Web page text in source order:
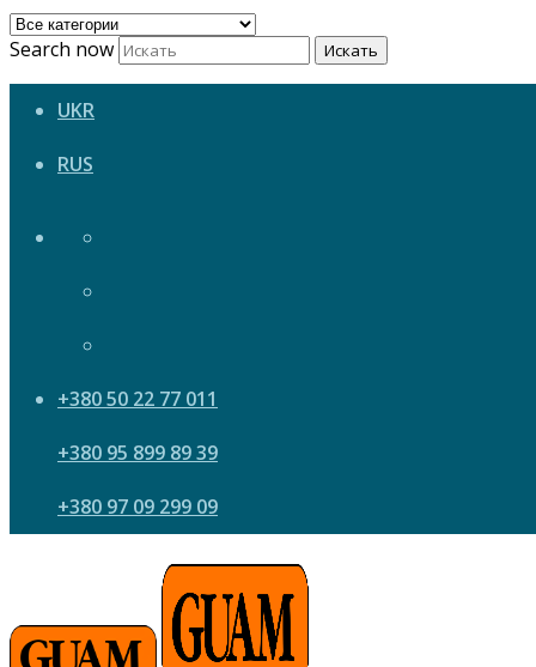
Search now Искать
UKR
RUS
+380 50 22 77 011
+380 95 899 89 39
+380 97 09 299 09